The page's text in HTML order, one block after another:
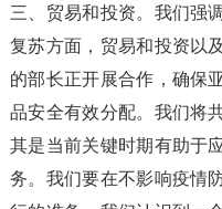
三、贸易和投资。我们强
复苏方面，贸易和投资以
的部长正开展合作，确保
品安全有效分配。我们将
其是当前关键时期有助于
务。我们要在不影响疫情